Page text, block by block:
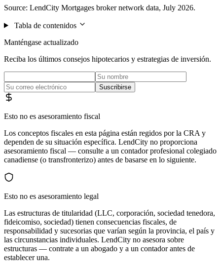
Source: LendCity Mortgages broker network data, July 2026.
Tabla de contenidos
Manténgase actualizado
Reciba los últimos consejos hipotecarios y estrategias de inversión.
Suscribirse
Esto no es asesoramiento fiscal
Los conceptos fiscales en esta página están regidos por la CRA y
dependen de su situación específica. LendCity no proporciona
asesoramiento fiscal — consulte a un contador profesional colegiado
canadiense (o transfronterizo) antes de basarse en lo siguiente.
Esto no es asesoramiento legal
Las estructuras de titularidad (LLC, corporación, sociedad tenedora,
fideicomiso, sociedad) tienen consecuencias fiscales, de
responsabilidad y sucesorias que varían según la provincia, el país y
las circunstancias individuales. LendCity no asesora sobre
estructuras — contrate a un abogado y a un contador antes de
establecer una.